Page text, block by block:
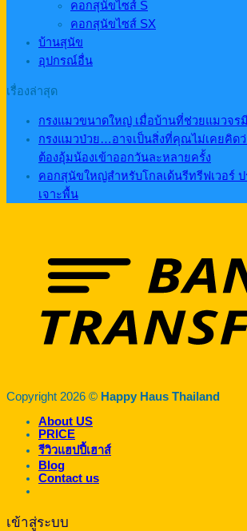
คอกสุนัขไซส์ S
คอกสุนัขไซส์ SX
บ้านสุนัข
อุปกรณ์อื่น
เรื่องล่าสุด
กรงแมวขนาดใหญ่ เมื่อบ้านที่ช่วยแมวจร
กรงแมวป่วย…อาจเป็นสิ่งที่คุณไม่เคยคิด
ต้องอุ้มน้องเข้าออกวันละหลายครั้ง
คอกสุนัขใหญ่สำหรับโกลเด้นรีทรีฟเวอร์ ป
เจาะพื้น
Copyright 2026 © Happy Haus Thailand
About US
PRICE
รีวิวแฮปปี้เฮาส์
Blog
Contact us
เข้าสู่ระบบ